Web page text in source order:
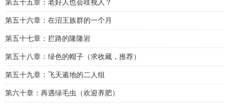
第五十五章：老好人也会歧视人？
第五十六章：在沼王族群的一个月
第五十七章：拦路的隆隆岩
第五十八章：绿色的帽子（求收藏，推荐）
第五十九章：飞天遁地的二人组
第六十章：再遇绿毛虫（欢迎养肥）